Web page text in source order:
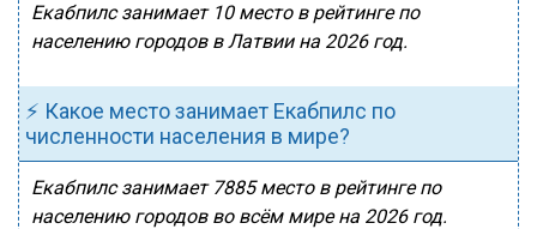
Екабпилс занимает 10 место в рейтинге по
населению городов в Латвии на 2026 год.
⚡ Какое место занимает Екабпилс по
численности населения в мире?
Екабпилс занимает 7885 место в рейтинге по
населению городов во всём мире на 2026 год.